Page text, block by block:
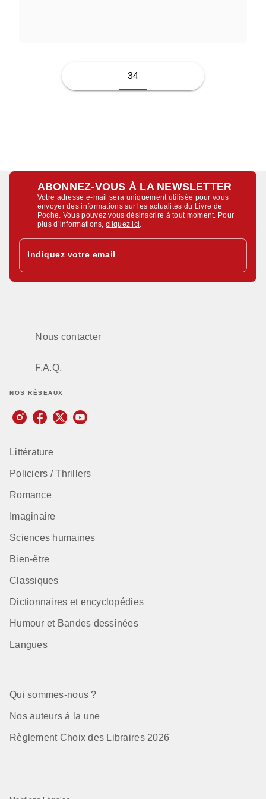
34
ABONNEZ-VOUS À LA NEWSLETTER
Votre adresse e-mail sera uniquement utilisée pour vous
envoyer des informations sur les actualités du Livre de
Poche. Vous pouvez vous désinscrire à tout moment. Pour
plus d’informations,cliquez ici
Indiquez votre email
Nous contacter
F.A.Q.
NOS RÉSEAUX
Littérature
Policiers / Thrillers
Romance
Imaginaire
Sciences humaines
Bien-être
Classiques
Dictionnaires et encyclopédies
Humour et Bandes dessinées
Langues
Qui sommes-nous ?
Nos auteurs à la une
Règlement Choix des Libraires 2026